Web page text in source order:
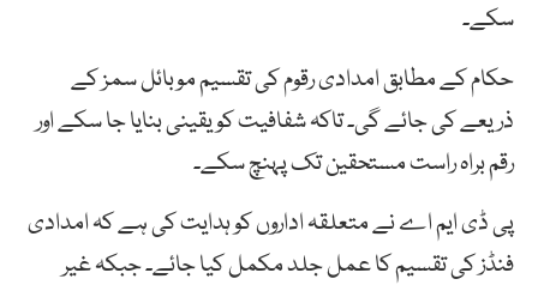
سکے۔
حکام کے مطابق امدادی رقوم کی تقسیم موبائل سمز کے
ذریعے کی جائے گی۔ تاکہ شفافیت کو یقینی بنایا جا سکے اور
رقم براہ راست مستحقین تک پہنچ سکے۔
پی ڈی ایم اے نے متعلقہ اداروں کو ہدایت کی ہے کہ امدادی
فنڈز کی تقسیم کا عمل جلد مکمل کیا جائے۔ جبکہ غیر